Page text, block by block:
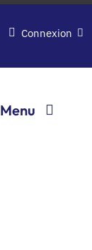
Connexion
Menu